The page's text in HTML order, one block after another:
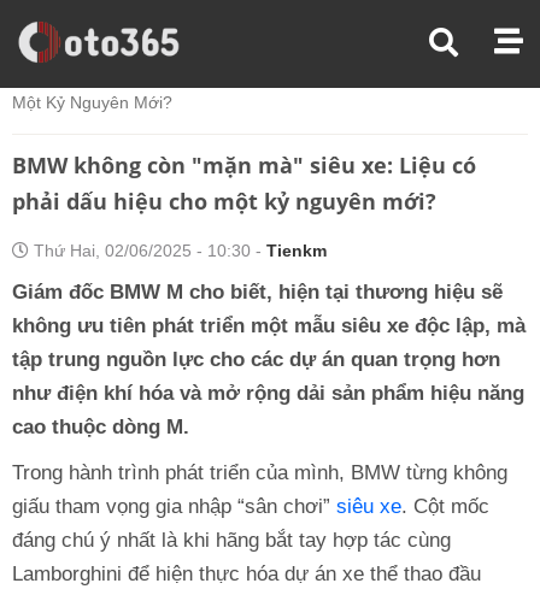
Trang Chủ
Tin Xe
Một Kỷ Nguyên Mới?
BMW không còn "mặn mà" siêu xe: Liệu có
phải dấu hiệu cho một kỷ nguyên mới?
Thứ Hai, 02/06/2025 - 10:30 - Tienkm
Giám đốc BMW M cho biết, hiện tại thương hiệu sẽ
không ưu tiên phát triển một mẫu siêu xe độc lập, mà
tập trung nguồn lực cho các dự án quan trọng hơn
như điện khí hóa và mở rộng dải sản phẩm hiệu năng
cao thuộc dòng M.
Trong hành trình phát triển của mình, BMW từng không
giấu tham vọng gia nhập “sân chơi” siêu xe. Cột mốc
đáng chú ý nhất là khi hãng bắt tay hợp tác cùng
Lamborghini để hiện thực hóa dự án xe thể thao đầu